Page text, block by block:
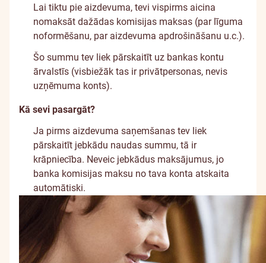
Lai tiktu pie aizdevuma, tevi vispirms aicina
nomaksāt dažādas komisijas maksas (par līguma
noformēšanu, par aizdevuma apdrošināšanu u.c.).
Šo summu tev liek pārskaitīt uz bankas kontu
ārvalstīs (visbiežāk tas ir privātpersonas, nevis
uzņēmuma konts).
Kā sevi pasargāt?
Ja pirms aizdevuma saņemšanas tev liek
pārskaitīt jebkādu naudas summu, tā ir
krāpniecība. Neveic jebkādus maksājumus, jo
banka komisijas maksu no tava konta atskaita
automātiski.